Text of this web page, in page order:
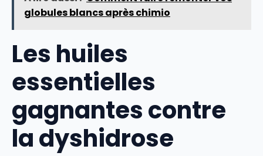
globules blancs après chimio
Les huiles
essentielles
gagnantes contre
la dyshidrose